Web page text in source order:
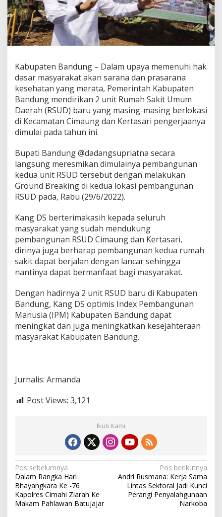
u
p
t
e
n
a
n
u
n
g
M
i
d
i
B
a
n
u
n
Kabupaten Bandung – Dalam upaya memenuhi hak
dasar masyarakat akan sarana dan prasarana
kesehatan yang merata, Pemerintah Kabupaten
Bandung mendirikan 2 unit Rumah Sakit Umum
Daerah (RSUD) baru yang masing-masing berlokasi
di Kecamatan Cimaung dan Kertasari pengerjaanya
dimulai pada tahun ini.
Bupati Bandung @dadangsupriatna secara
langsung meresmikan dimulainya pembangunan
kedua unit RSUD tersebut dengan melakukan
Ground Breaking di kedua lokasi pembangunan
RSUD pada, Rabu (29/6/2022).
Kang DS berterimakasih kepada seluruh
masyarakat yang sudah mendukung
pembangunan RSUD Cimaung dan Kertasari,
dirinya juga berharap pembangunan kedua rumah
sakit dapat berjalan dengan lancar sehingga
nantinya dapat bermanfaat bagi masyarakat.
Dengan hadirnya 2 unit RSUD baru di Kabupaten
Bandung, Kang DS optimis Index Pembangunan
Manusia (IPM) Kabupaten Bandung dapat
meningkat dan juga meningkatkan kesejahteraan
masyarakat Kabupaten Bandung.
Jurnalis: Armanda
Post Views: 3,121
Ikuti Kami
N
a
v
Pos sebelumnya
Dalam Rangka Hari
Bhayangkara Ke -76
Kapolres Cimahi Ziarah Ke
Makam Pahlawan Batujajar
Pos berikutnya
Andri Rusmana: Kerja Sama
Lintas Sektoral Jadi Kunci
Perangi Penyalahgunaan
Narkoba